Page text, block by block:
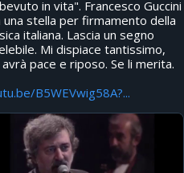
in vita". Francesco Guccini
una stella per firmamento della
italiana. Lascia un segno
Mi dispiace tantissimo,
pace e riposo. Se li merita.
B5WEVwig58A?...